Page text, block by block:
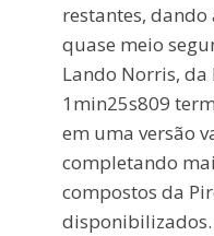
restantes,
quase meio
Lando Norris, da
1min25s809
em uma versão
completando
compostos da